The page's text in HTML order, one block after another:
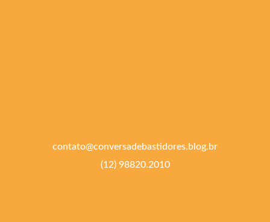
contato@conversadebastidores.blog.br
(12) 98820.2010